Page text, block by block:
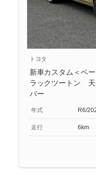
トヨタ
新車カスタム＜ベ
ラックツートン
バー
年式 R6/
走行 6km